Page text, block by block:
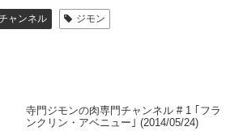
ャンネル ジモン
寺門ジモンの肉専門チャンネル # 1 ｢フラ
ンクリン・アベニュー｣ (2014/05/24)